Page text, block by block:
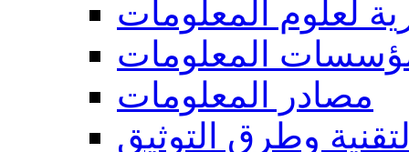
لعلوم المعلومات
المعلومات
مصادر المعلومات
وطرق التوثيق